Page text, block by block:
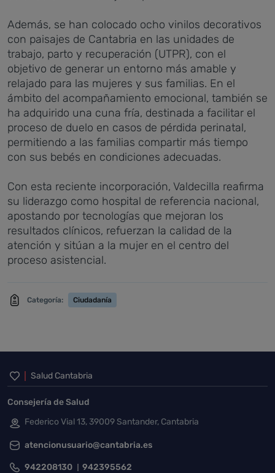
Además, se han colocado ocho vinilos decorativos
con paisajes de Cantabria en las unidades de
trabajo, parto y recuperación (UTPR), con el
objetivo de generar un entorno más amable y
relajado para las mujeres y sus familias. En el
ámbito del acompañamiento emocional, también se
ha adquirido una cuna fría, destinada a facilitar el
proceso de duelo en casos de pérdida perinatal,
permitiendo a las familias compartir más tiempo
con sus bebés en condiciones adecuadas.
Con esta reciente incorporación, Valdecilla reafirma
su liderazgo como hospital de referencia nacional,
apostando por tecnologías que mejoran los
resultados clínicos, refuerzan la calidad de la
atención y sitúan a la mujer en el centro del
proceso asistencial.
Categoría: Ciudadanía
Inicio del pie de página
Salud Cantabria
Consejería de Salud
Federico Vial 13, 39009 Santander, Cantabria
atencionusuario@cantabria.es
942208130 942395562